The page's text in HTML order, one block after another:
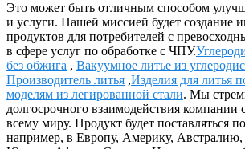
Это может быть отличным способом
и услуги. Нашей миссией будет создание
продуктов для потребителей с
в сфере услуг по обработке с ЧПУ.
без обжига , Вакуумное литье из
Производитель литья ,Изделия для литья
моделям из легированной стали. Мы
долгосрочного взаимодействия компании
всему миру. Продукт будет поставляться
например, в Европу, Америку,